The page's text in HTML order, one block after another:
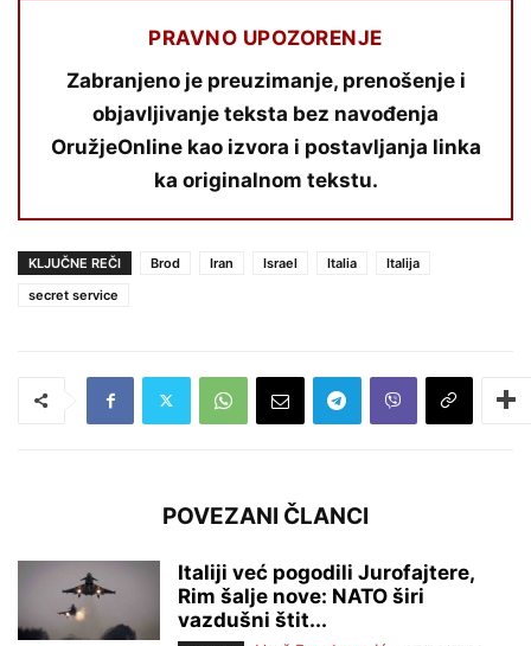
PRAVNO UPOZORENJE
Zabranjeno je preuzimanje, prenošenje i
objavljivanje teksta bez navođenja
OružjeOnline kao izvora i postavljanja linka
ka originalnom tekstu.
KLJUČNE REČI Brod Iran Israel Italia
Italija
secret service
POVEZANI ČLANCI
Italiji već pogodili Jurofajtere,
Rim šalje nove: NATO širi
vazdušni štit...